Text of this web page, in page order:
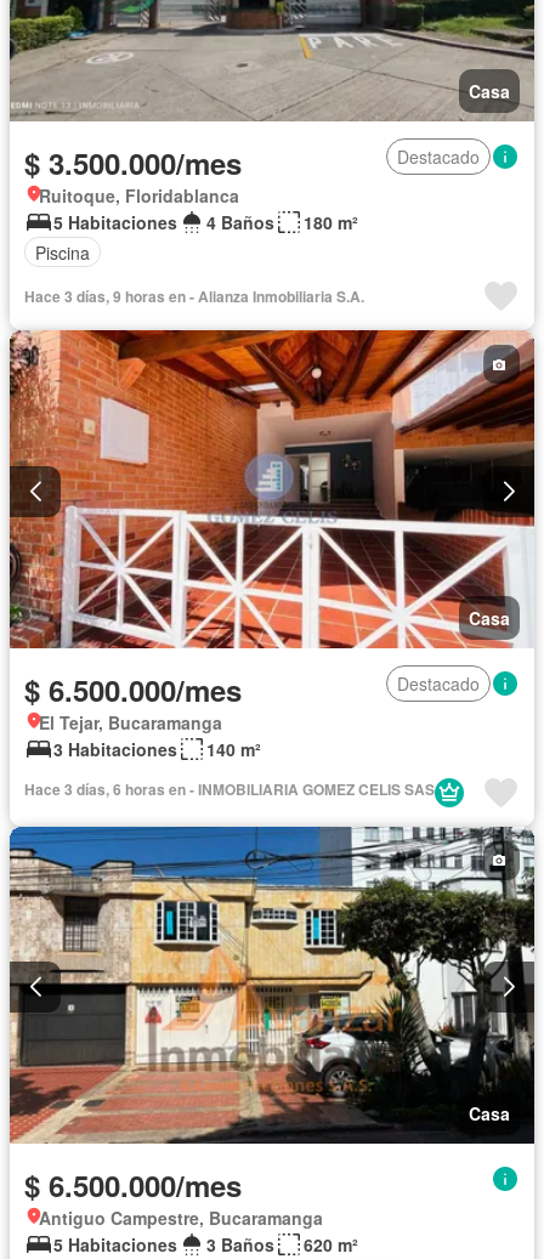
Casa
$ 3.500.000/mes
Destacado
Ruitoque, Floridablanca
5 Habitaciones
4 Baños
180 m²
Piscina
Hace 3 días, 9 horas en - Alianza Inmobiliaria S.A.
Casa
$ 6.500.000/mes
Destacado
El Tejar, Bucaramanga
3 Habitaciones
140 m²
Hace 3 días, 6 horas en - INMOBILIARIA GOMEZ CELIS SAS
Casa
$ 6.500.000/mes
Antiguo Campestre, Bucaramanga
5 Habitaciones
3 Baños
620 m²